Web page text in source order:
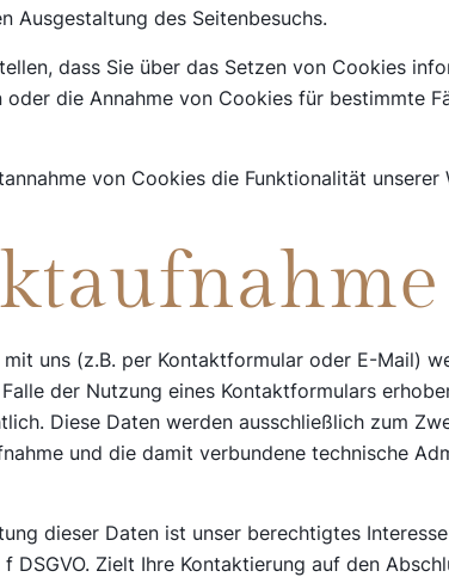
Ausgestaltung des Seitenbesuchs.
dass Sie über das Setzen von Cookies
oder die Annahme von Cookies für bestimmte
von Cookies die Funktionalität unserer
uns (z.B. per Kontaktformular oder E-Mail)
der Nutzung eines Kontaktformulars
Diese Daten werden ausschließlich zum
und die damit verbundene technische
dieser Daten ist unser berechtigtes
DSGVO. Zielt Ihre Kontaktierung auf den